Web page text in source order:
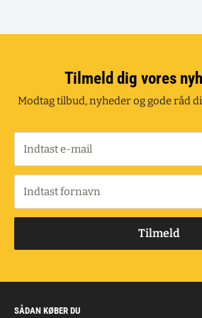
Tilmeld dig vores
Modtag tilbud, nyheder og gode råd
Indtast e-mail
Indtast fornavn
Tilmeld
SÅDAN KØBER DU